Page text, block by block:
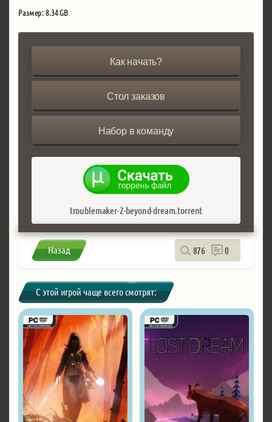
Размер: 8.34 GB
Как начать?
Стол заказов
Набор в команду
troublemaker-2-beyond-dream.torrent
Назад 876 0
С этой игрой чаще всего смотрят: